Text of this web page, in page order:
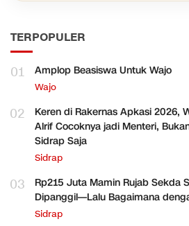
TERPOPULER
01 Amplop Beasiswa Untuk Wajo
Wajo
02
Keren di Rakernas Apkasi 2026,
Alrif Cocoknya jadi Menteri,
Sidrap Saja
Sidrap
03
Rp215 Juta Mamin Rujab Sekda
Dipanggil—Lalu Bagaimana
Sidrap